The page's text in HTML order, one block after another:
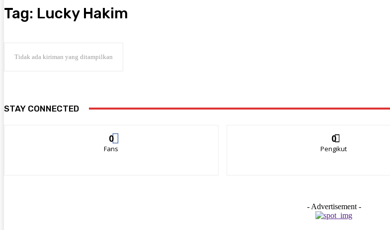
Tag: Lucky Hakim
Tidak ada kiriman yang ditampilkan
STAY CONNECTED
0
Fans
0
Pengikut
- Advertisement -